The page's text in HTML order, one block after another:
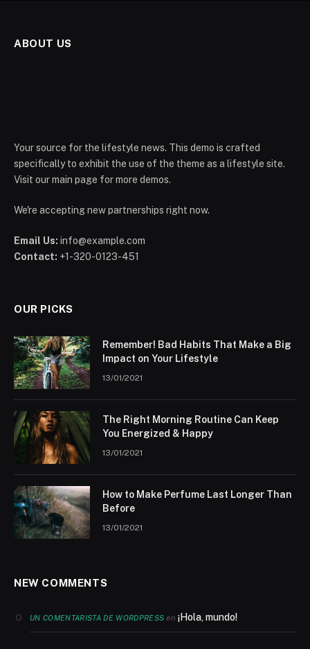
ABOUT US
Your source for the lifestyle news. This demo is crafted
specifically to exhibit the use of the theme as a lifestyle site.
Visit our main page for more demos.
We're accepting new partnerships right now.
Email Us: info@example.com
Contact: +1-320-0123-451
OUR PICKS
Remember! Bad Habits That Make a Big
Impact on Your Lifestyle
13/01/2021
The Right Morning Routine Can Keep
You Energized & Happy
13/01/2021
How to Make Perfume Last Longer Than
Before
13/01/2021
NEW COMMENTS
UN COMENTARISTA DE WORDPRESS en¡Hola, mundo!